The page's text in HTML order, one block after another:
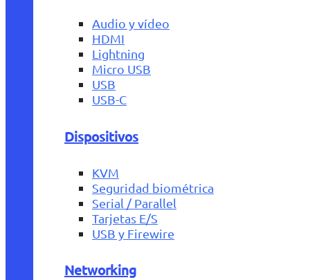
Audio y vídeo
HDMI
Lightning
Micro USB
USB
USB-C
Dispositivos
KVM
Seguridad biométrica
Serial / Parallel
Tarjetas E/S
USB y Firewire
Networking